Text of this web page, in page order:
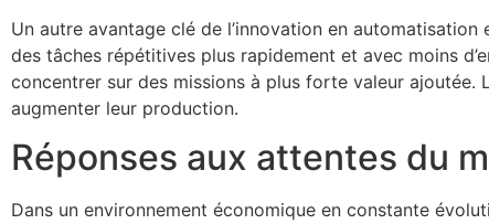
Un autre avantage clé de l’innovation en automatisation
des tâches répétitives plus rapidement et avec moins
concentrer sur des missions à plus forte valeur ajoutée.
augmenter leur production.
Réponses aux attentes du
Dans un environnement économique en constante